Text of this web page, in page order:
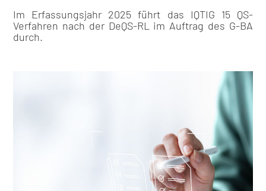
Im Erfassungsjahr 2025 führt das IQTIG 15 QS‐
Verfahren nach der DeQS-RL im Auftrag des G-BA
durch.